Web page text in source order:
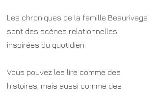
Les chroniques de la famille Beaurivage
sont des scènes relationnelles
inspirées du quotidien.
Vous pouvez les lire comme des
histoires, mais aussi comme des